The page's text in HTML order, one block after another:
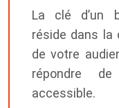
La clé d’un
réside dans la
de votre
répondre
accessible.